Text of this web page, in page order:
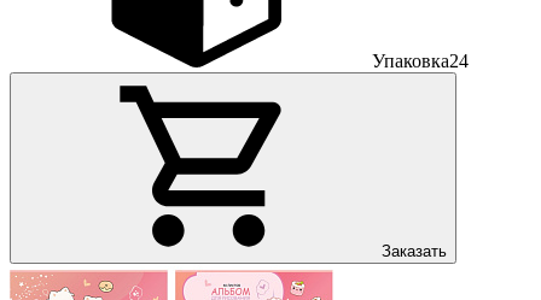
Упаковка24
Заказать